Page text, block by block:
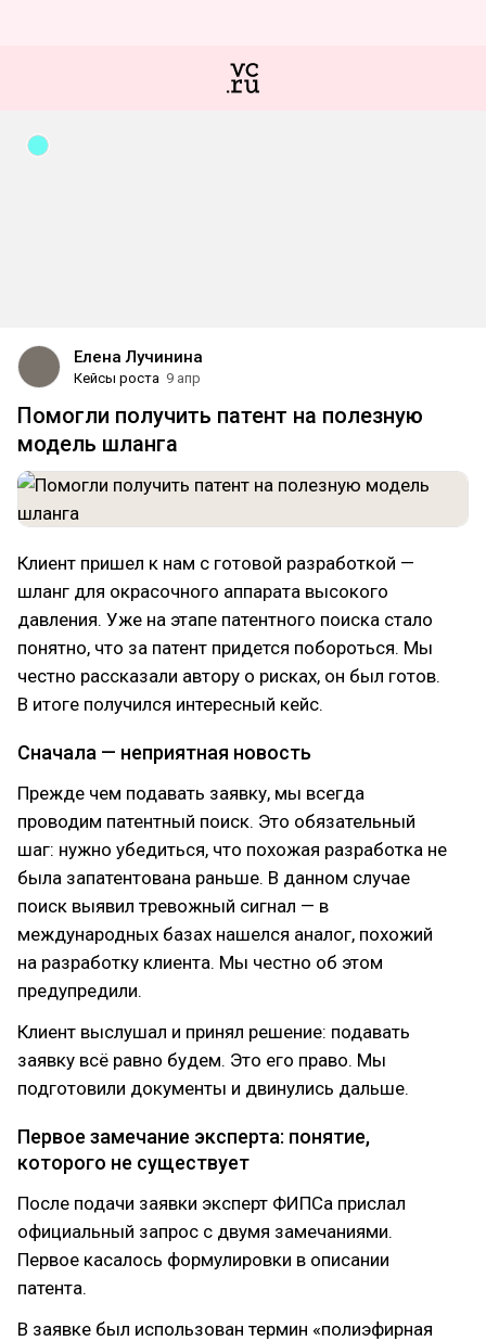
Елена Лучинина
Кейсы роста 9 апр
Помогли получить патент на полезную
модель шланга
Клиент пришел к нам с готовой разработкой —
шланг для окрасочного аппарата высокого
давления. Уже на этапе патентного поиска стало
понятно, что за патент придется побороться. Мы
честно рассказали автору о рисках, он был готов.
В итоге получился интересный кейс.
Сначала — неприятная новость
Прежде чем подавать заявку, мы всегда
проводим патентный поиск. Это обязательный
шаг: нужно убедиться, что похожая разработка не
была запатентована раньше. В данном случае
поиск выявил тревожный сигнал — в
международных базах нашелся аналог, похожий
на разработку клиента. Мы честно об этом
предупредили.
Клиент выслушал и принял решение: подавать
заявку всё равно будем. Это его право. Мы
подготовили документы и двинулись дальше.
Первое замечание эксперта: понятие,
которого не существует
После подачи заявки эксперт ФИПСа прислал
официальный запрос с двумя замечаниями.
Первое касалось формулировки в описании
патента.
В заявке был использован термин «полиэфирная